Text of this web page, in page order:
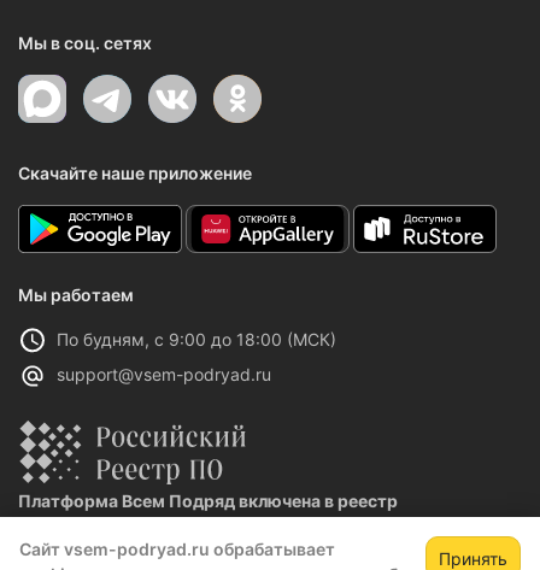
Сайт vsem-podryad.ru обрабатывает
Принять
Мы в соц. сетях
Скачайте наше приложение
Мы работаем
По будням, с 9:00 до 18:00 (МСК)
support@vsem-podryad.ru
Платформа Всем Подряд включена в реестр
Реестровая запись №32021 от 06.02.2026